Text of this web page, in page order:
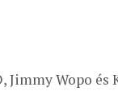
Wopo és